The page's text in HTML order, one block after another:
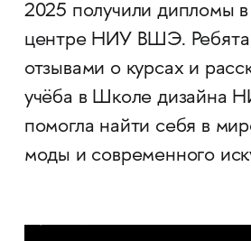
2025 получили дипломы в
центре НИУ ВШЭ. Ребята
отзывами о курсах и
учёба в Школе дизайна
помогла найти себя в
моды и современного